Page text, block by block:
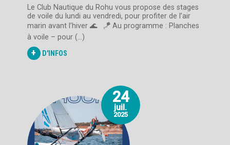
Le Club Nautique du Rohu vous propose des stages
de voile du lundi au vendredi, pour profiter de l’air
marin avant l’hiver 🌊 🪁 Au programme : Planches
à voile – pour (...)
+ D'INFOS
24
juil.
2025